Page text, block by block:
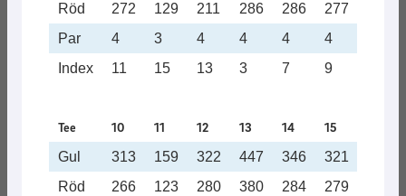
Röd
272 129 211 286 286 277
Par
4 3 4 4 4 4
Index
11 15 13 3 7 9
Tee 10 11 12 13 14 15
Gul
313 159 322 447 346 321
Röd
266 123 280 380 284 279